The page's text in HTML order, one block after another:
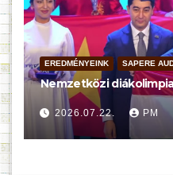
EREDMÉNYEINK SAPERE
Nemzetközi
2026.07.22. PM